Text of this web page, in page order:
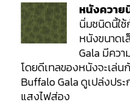
หนังควาย
นิ่มชนิดนี้ใ
หนังขนาด
Gala มีคว
โดยดีเทลของหนังจะเล่
Buffalo Gala ดูเปล่งปร
แสงไฟส่อง